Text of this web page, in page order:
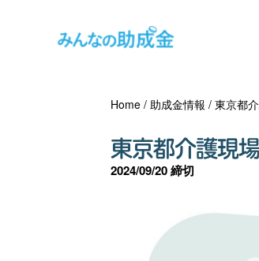
Home /助成金情報 /東京都
東京都介護現
2024/09/20 締切